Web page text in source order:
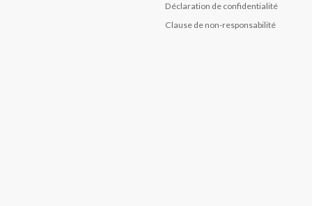
Déclaration de confidentialité
Clause de non-responsabilité